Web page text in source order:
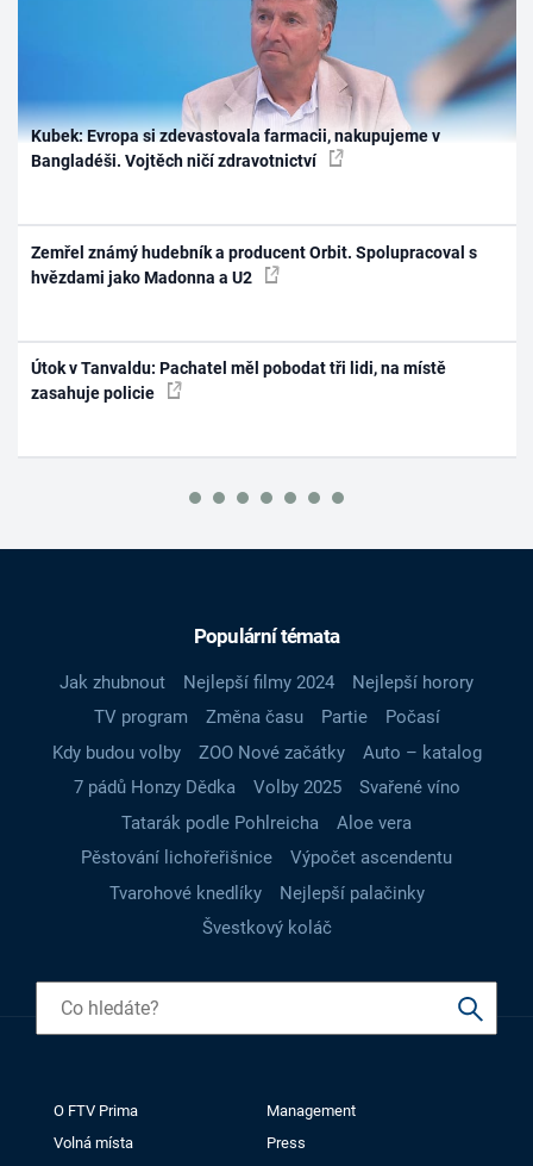
Kubek: Evropa si zdevastovala farmacii, nakupujeme v
Bangladéši. Vojtěch ničí zdravotnictví
Zemřel známý hudebník a producent Orbit. Spolupracoval s
hvězdami jako Madonna a U2
Útok v Tanvaldu: Pachatel měl pobodat tři lidi, na místě
zasahuje policie
Populární témata
Jak zhubnout Nejlepší filmy 2024
Nejlepší horory
TV program
Změna času Partie
Počasí
Kdy budou volby
ZOO Nové začátky
Auto – katalog
7 pádů Honzy Dědka
Volby 2025
Svařené víno
Tatarák podle Pohlreicha
Aloe vera
Pěstování lichořeřišnice
Výpočet ascendentu
Tvarohové knedlíky
Nejlepší palačinky
Švestkový koláč
O FTV Prima
Management
Volná místa
Press